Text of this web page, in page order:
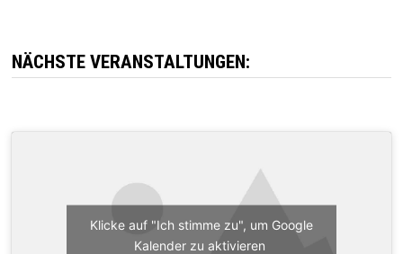
NÄCHSTE VERANSTALTUNGEN:
Klicke auf "Ich stimme zu", um Google
Kalender zu aktivieren